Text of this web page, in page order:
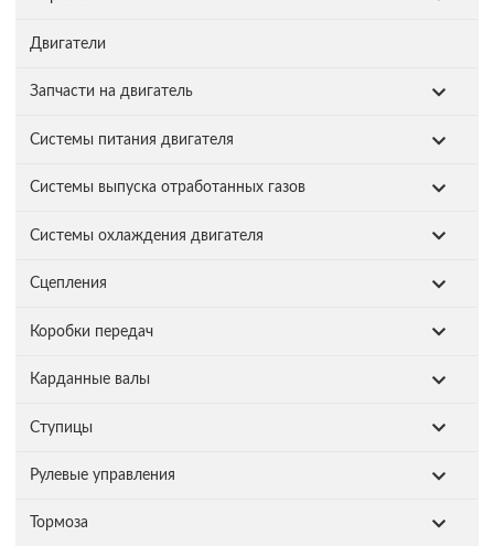
Двигатели
Запчасти на двигатель
Системы питания двигателя
Системы выпуска отработанных газов
Системы охлаждения двигателя
Сцепления
Коробки передач
Карданные валы
Ступицы
Рулевые управления
Тормоза